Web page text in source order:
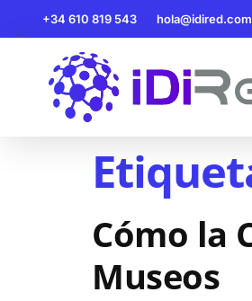
+34 610 819 543 hola@idired.com
Cómo la
Museos